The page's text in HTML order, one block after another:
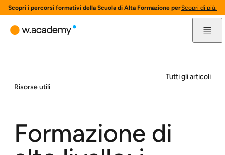
Scopri i percorsi formativi della Scuola di Alta Formazione per l'innovazione
Scopri di più.
Risorse utili
Tutti gli articoli
Formazione di